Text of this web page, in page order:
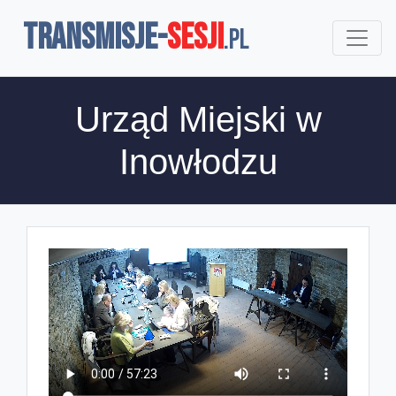
TRANSMISJE-SESJI.pl
Urząd Miejski w
Inowłodzu